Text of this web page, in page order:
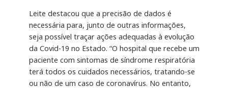
Leite destacou que a precisão de dados é
necessária para, junto de outras informações,
seja possível traçar ações adequadas à evolução
da Covid-19 no Estado. “O hospital que recebe um
paciente com sintomas de síndrome respiratória
terá todos os cuidados necessários, tratando-se
ou não de um caso de coronavírus. No entanto,